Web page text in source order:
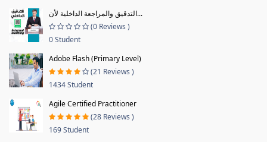
التدقيق والمراجعة الداخلية لأن...
(0 Reviews )
0 Student
Adobe Flash (Primary Level)
(21 Reviews )
1434 Student
Agile Certified Practitioner
(28 Reviews )
169 Student